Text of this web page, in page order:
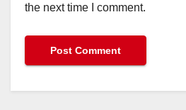
the next time I comment.